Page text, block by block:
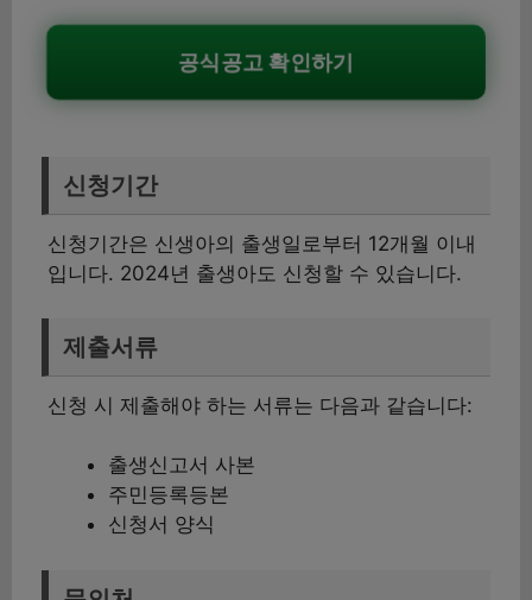
공식공고 확인하기
신청기간
신청기간은 신생아의 출생일로부터 12개월 이내
입니다. 2024년 출생아도 신청할 수 있습니다.
제출서류
신청 시 제출해야 하는 서류는 다음과 같습니다:
출생신고서 사본
주민등록등본
신청서 양식